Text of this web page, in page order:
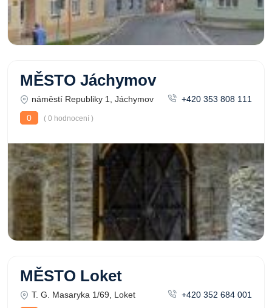
MĚSTO Jáchymov
náměstí Republiky 1, Jáchymov
+420 353 808 111
0
( 0 hodnocení )
MĚSTO Loket
T. G. Masaryka 1/69, Loket
+420 352 684 001